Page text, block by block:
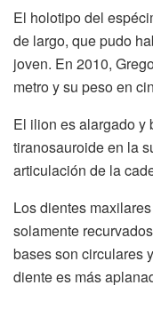
El holotipo del
de largo, que pudo
joven. En 2010,
metro y su peso en
El ilion es alargado y
tiranosauroide en la
articulación de la
Los dientes
solamente
bases son circulares
diente es más